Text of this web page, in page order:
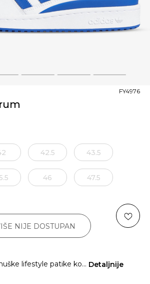
2 3 4 5
FY4976
42.5 43.5
46 47.5
NIJE DOSTUPAN
lifestyle patike ko... Detaljnije